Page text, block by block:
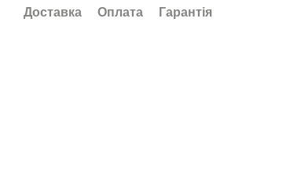
Доставка
Оплата Гарантія